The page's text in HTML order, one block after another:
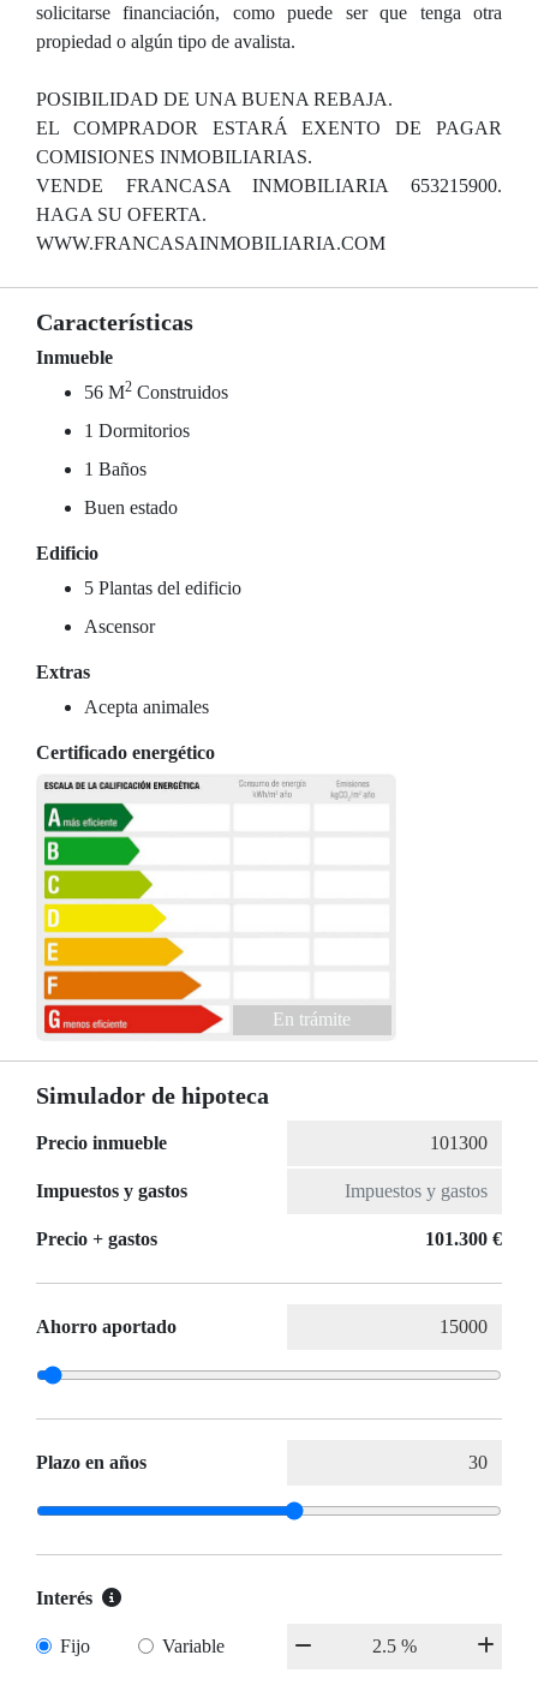
solicitarse financiación, como puede ser que tenga otra
propiedad o algún tipo de avalista.
POSIBILIDAD DE UNA BUENA REBAJA.
EL COMPRADOR ESTARÁ EXENTO DE PAGAR
COMISIONES INMOBILIARIAS.
VENDE FRANCASA INMOBILIARIA 653215900.
HAGA SU OFERTA.
WWW.FRANCASAINMOBILIARIA.COM
Características
Inmueble
56 M2 Construidos
1 Dormitorios
1 Baños
Buen estado
Edificio
5 Plantas del edificio
Ascensor
Extras
Acepta animales
Certificado energético
En trámite
Simulador de hipoteca
Precio inmueble
Impuestos y gastos
Precio + gastos 101.300 €
Ahorro aportado
Plazo en años
Interés
Fijo Variable